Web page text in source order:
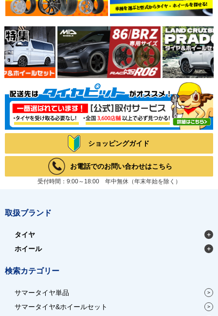
ショッピングガイド
お電話でのお問い合わせはこちら
受付時間：9:00～18:00 年中無休（年末年始を除く）
取扱ブランド
タイヤ
ホイール
検索カテゴリー
サマータイヤ単品
サマータイヤ&ホイールセット